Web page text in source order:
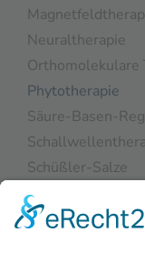
Neuraltherapie
Orthomolekulare
Phytotherapie
Säure-Basen-
Schüßler-Salze
Taping